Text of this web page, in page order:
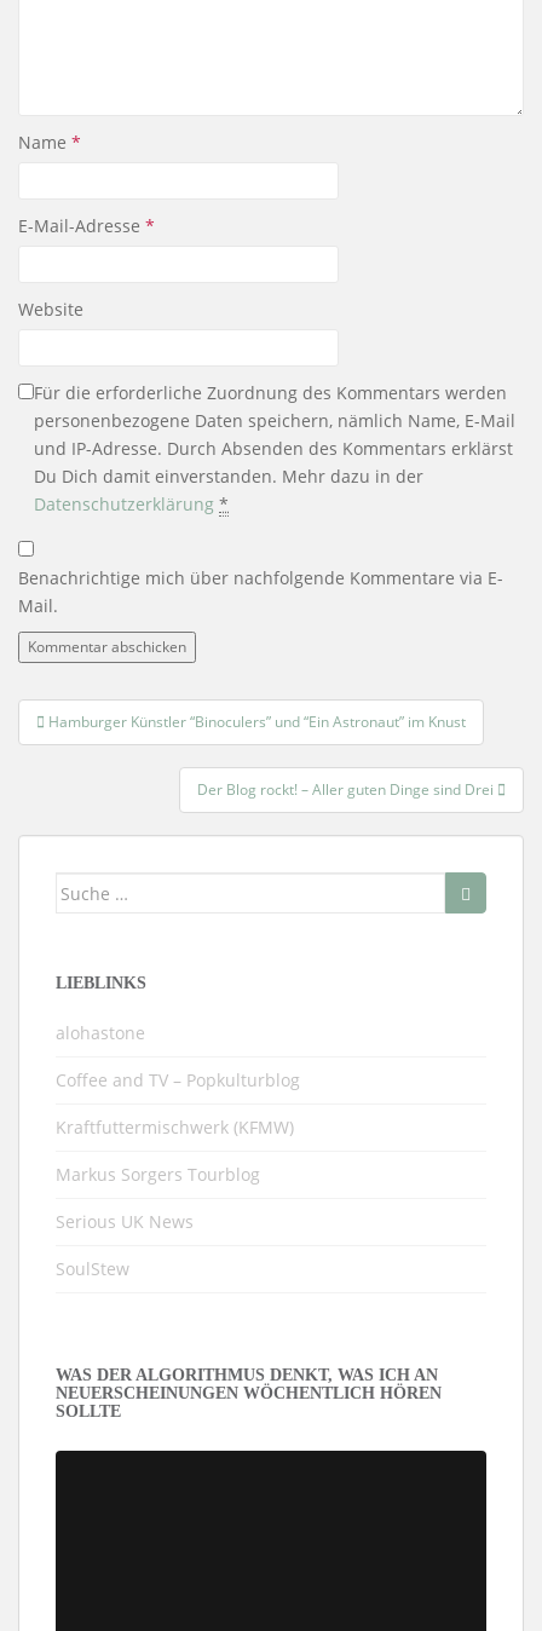
Name *
E-Mail-Adresse *
Website
Für die erforderliche Zuordnung des Kommentars werden
personenbezogene Daten speichern, nämlich Name, E-Mail
und IP-Adresse. Durch Absenden des Kommentars erklärst
Du Dich damit einverstanden. Mehr dazu in der
Datenschutzerklärung *
Benachrichtige mich über nachfolgende Kommentare via E-
Mail.
Beitragsnavigation
Hamburger Künstler “Binoculers” und “Ein Astronaut” im Knust
Der Blog rockt! – Aller guten Dinge sind Drei
Suche
LIEBLINKS
alohastone
Coffee and TV – Popkulturblog
Kraftfuttermischwerk (KFMW)
Markus Sorgers Tourblog
Serious UK News
SoulStew
WAS DER ALGORITHMUS DENKT, WAS ICH AN
NEUERSCHEINUNGEN WÖCHENTLICH HÖREN
SOLLTE